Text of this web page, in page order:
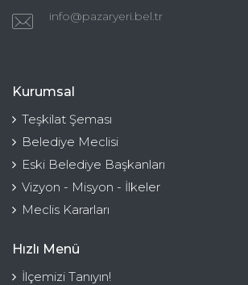
info@pazaryeri.bel.tr
Kurumsal
Teşkilat Şeması
Belediye Meclisi
Eski Belediye Başkanları
Vizyon - Misyon - İlkeler
Meclis Kararları
Hızlı Menü
İlçemizi Tanıyın!